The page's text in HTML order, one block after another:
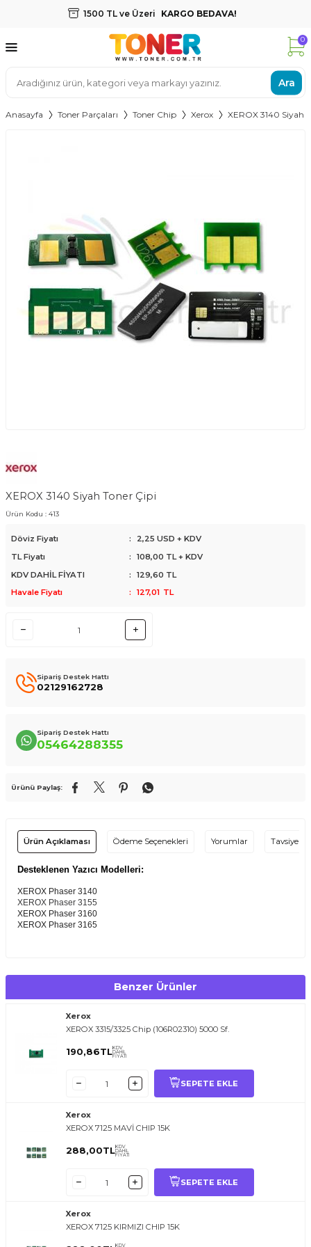
1500 TL ve Üzeri KARGO BEDAVA!
Ara
0
Anasayfa Toner Parçaları Toner Chip Xerox XEROX 3140 Siyah
XEROX 3140 Siyah Toner Çipi
Ürün Kodu : 413
Döviz Fiyatı :
2,25 USD + KDV
TL Fiyatı
: 108,00 TL + KDV
KDV DAHİL FİYATI
: 129,60 TL
Havale Fiyatı
: 127,01 TL
Sipariş Destek Hattı
02129162728
Sipariş Destek Hattı
05464288355
Ürünü Paylaş:
Ürün Açıklaması Ödeme Seçenekleri Yorumlar Tavsiye Et
Desteklenen Yazıcı Modelleri:
XEROX Phaser 3140
XEROX Phaser 3155
XEROX Phaser 3160
XEROX Phaser 3165
Benzer Ürünler
Xerox
XEROX 3315/3325 Chip (106R02310) 5000 Sf.
190,86TLKDV
DAHİL
FİYATI
SEPETE EKLE
Xerox
XEROX 7125 MAVİ CHIP 15K
288,00TLKDV
DAHİL
FİYATI
SEPETE EKLE
Xerox
XEROX 7125 KIRMIZI CHIP 15K
KDV